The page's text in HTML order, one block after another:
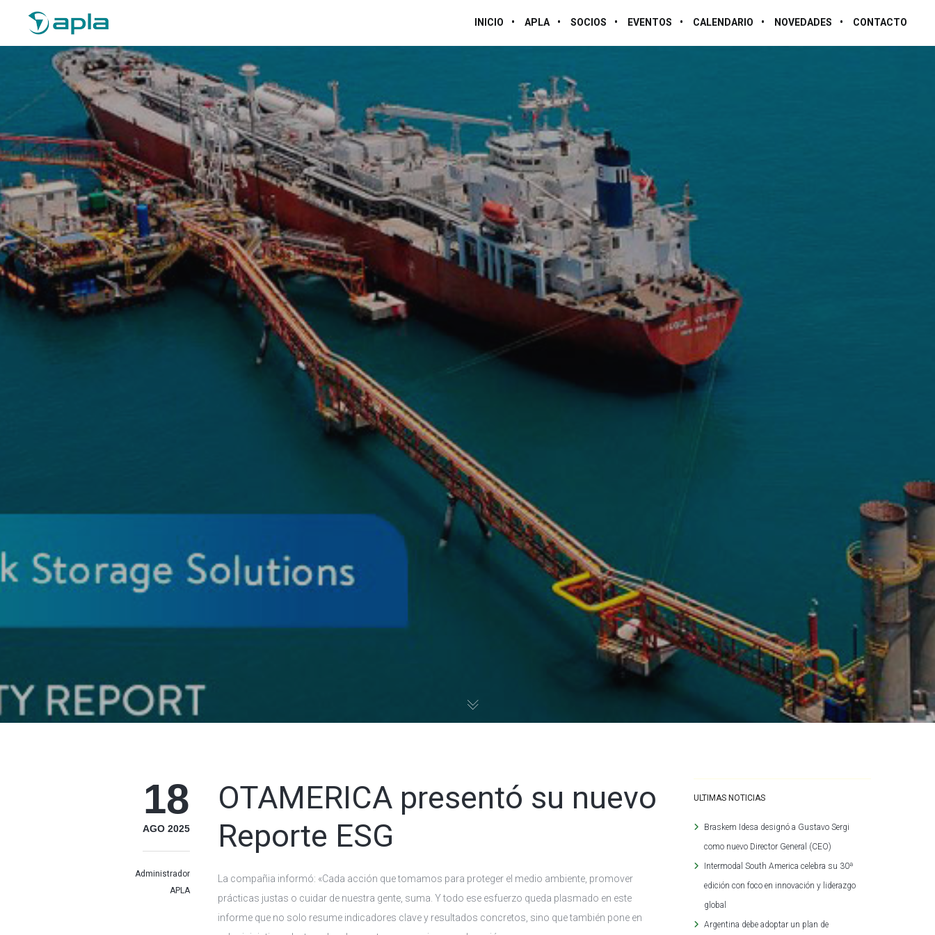
INICIO APLA SOCIOS EVENTOS CALENDARIO NOVEDADES CONTACTO
18
AGO 2025
Administrador
APLA
OTAMERICA presentó su nuevo
Reporte ESG
La compañia informó: «Cada acción que tomamos para proteger el medio ambiente, promover
prácticas justas o cuidar de nuestra gente, suma. Y todo ese esfuerzo queda plasmado en este
informe que no solo resume indicadores clave y resultados concretos, sino que también pone en
ULTIMAS NOTICIAS
Braskem Idesa designó a Gustavo Sergi
como nuevo Director General (CEO)
Intermodal South America celebra su 30ª
edición con foco en innovación y liderazgo
global
Argentina debe adoptar un plan de